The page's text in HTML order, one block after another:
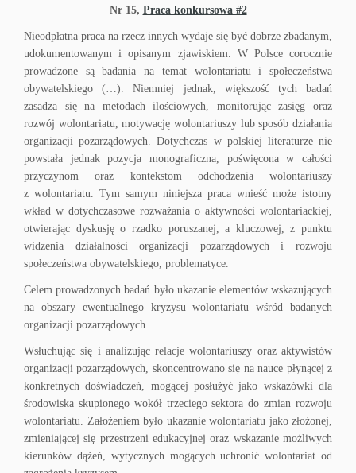
Nr 15, Praca konkursowa #2
Nieodpłatna praca na rzecz innych wydaje się być dobrze zbadanym,
udokumentowanym i opisanym zjawiskiem. W Polsce corocznie
prowadzone są badania na temat wolontariatu i społeczeństwa
obywatelskiego (…). Niemniej jednak, większość tych badań
zasadza się na metodach ilościowych, monitorując zasięg oraz
rozwój wolontariatu, motywację wolontariuszy lub sposób działania
organizacji pozarządowych. Dotychczas w polskiej literaturze nie
powstała jednak pozycja monograficzna, poświęcona w całości
przyczynom oraz kontekstom odchodzenia wolontariuszy
z wolontariatu. Tym samym niniejsza praca wnieść może istotny
wkład w dotychczasowe rozważania o aktywności wolontariackiej,
otwierając dyskusję o rzadko poruszanej, a kluczowej, z punktu
widzenia działalności organizacji pozarządowych i rozwoju
społeczeństwa obywatelskiego, problematyce.
Celem prowadzonych badań było ukazanie elementów wskazujących
na obszary ewentualnego kryzysu wolontariatu wśród badanych
organizacji pozarządowych.
Wsłuchując się i analizując relacje wolontariuszy oraz aktywistów
organizacji pozarządowych, skoncentrowano się na nauce płynącej z
konkretnych doświadczeń, mogącej posłużyć jako wskazówki dla
środowiska skupionego wokół trzeciego sektora do zmian rozwoju
wolontariatu. Założeniem było ukazanie wolontariatu jako złożonej,
zmieniającej się przestrzeni edukacyjnej oraz wskazanie możliwych
kierunków dążeń, wytycznych mogących uchronić wolontariat od